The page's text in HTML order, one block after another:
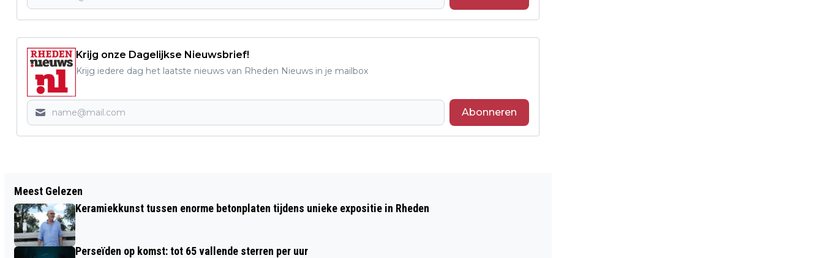
Krijg onze Dagelijkse Nieuwsbrief!
Krijg iedere dag het laatste nieuws van Rheden Nieuws in je mailbox
Abonneren
SIOS '61 B1 GEEFT WINST WEG
ZIJN LUIKS
Meest Gelezen
Keramiekkunst tussen enorme betonplaten tijdens unieke expositie in Rheden
Perseïden op komst: tot 65 vallende sterren per uur